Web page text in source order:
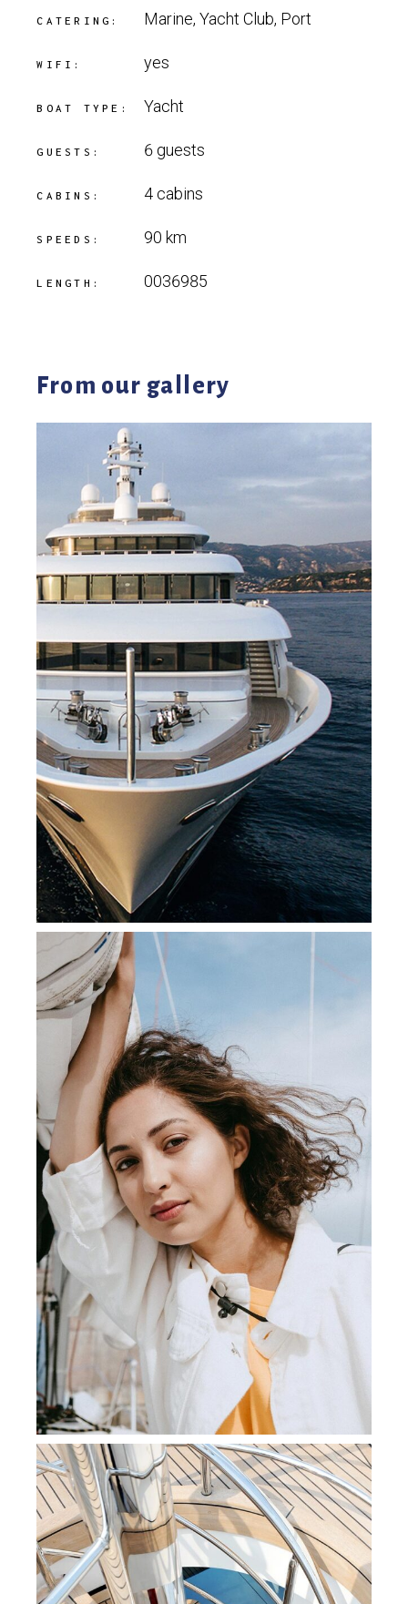
CATERING: Marine, Yacht Club, Port
WIFI: yes
BOAT TYPE: Yacht
GUESTS: 6 guests
CABINS: 4 cabins
SPEEDS: 90 km
LENGTH: 0036985
From our gallery